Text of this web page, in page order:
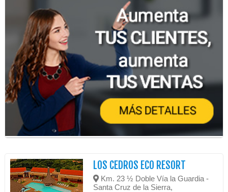
LOS CEDROS ECO RESORT
Km. 23 ½ Doble Vía la Guardia -
Santa Cruz de la Sierra,